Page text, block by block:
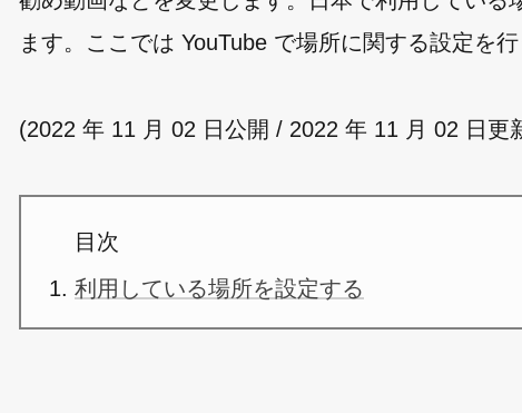
ます。ここでは YouTube で場所に関する設定を
(2022 年 11 月 02 日公開 / 2022 年 11 月 02 日更
目次
利用している場所を設定する